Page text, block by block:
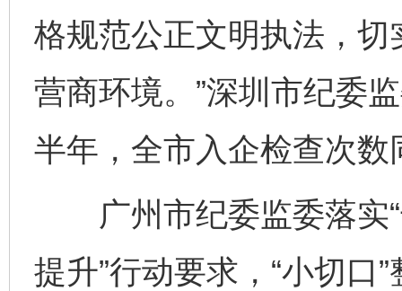
格规范公正文明执法，
营商环境。”深圳市纪委
半年，全市入企检查次数
广州市纪委监委落实“
提升”行动要求，“小切口